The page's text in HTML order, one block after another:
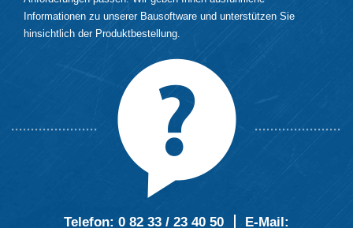
Informationen zu unserer Bausoftware und unterstützen Sie
hinsichtlich der Produktbestellung.
Telefon: 0 82 33 / 23 40 50 E-Mail: